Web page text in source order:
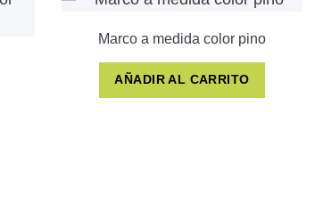
Marco a medida color pino
AÑADIR AL CARRITO